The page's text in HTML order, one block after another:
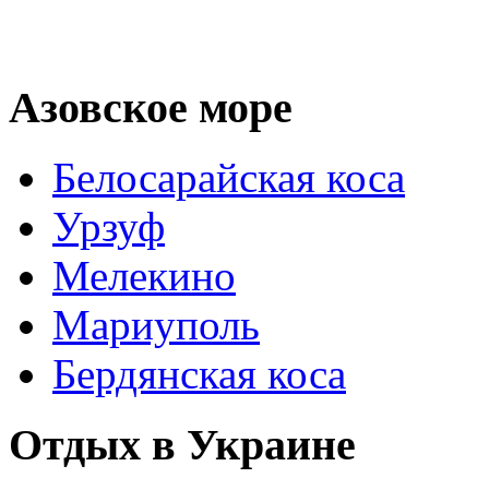
Азовское море
Белосарайская коса
Урзуф
Мелекино
Мариуполь
Бердянская коса
Отдых в Украине